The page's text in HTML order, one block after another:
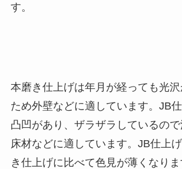
す。
本磨き仕上げは年月が経っても光
ため外壁などに適しています。JB
凸凹があり、ザラザラしているので
床材などに適しています。JB仕上
き仕上げに比べて色見が薄くなりま